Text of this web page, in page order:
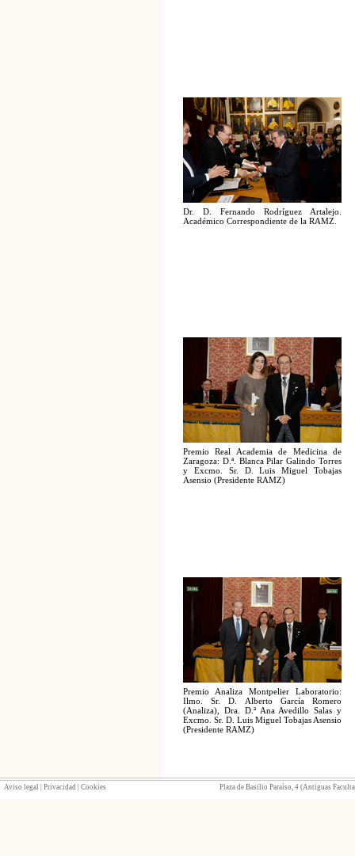
Dr. D. Fernando Rodríguez Artalejo.
Académico Correspondiente de la RAMZ.
Premio Real Academia de Medicina de
Zaragoza: D.ª. Blanca Pilar Galindo Torres
y Excmo. Sr. D. Luis Miguel Tobajas
Asensio (Presidente RAMZ)
Premio Analiza Montpelier Laboratorio:
Ilmo. Sr. D. Alberto García Romero
(Analiza), Dra. D.ª Ana Avedillo Salas y
Excmo. Sr. D. Luis Miguel Tobajas Asensio
(Presidente RAMZ)
Aviso legal Privacidad Cookies Plaza de Basilio Paraíso, 4 (Antiguas